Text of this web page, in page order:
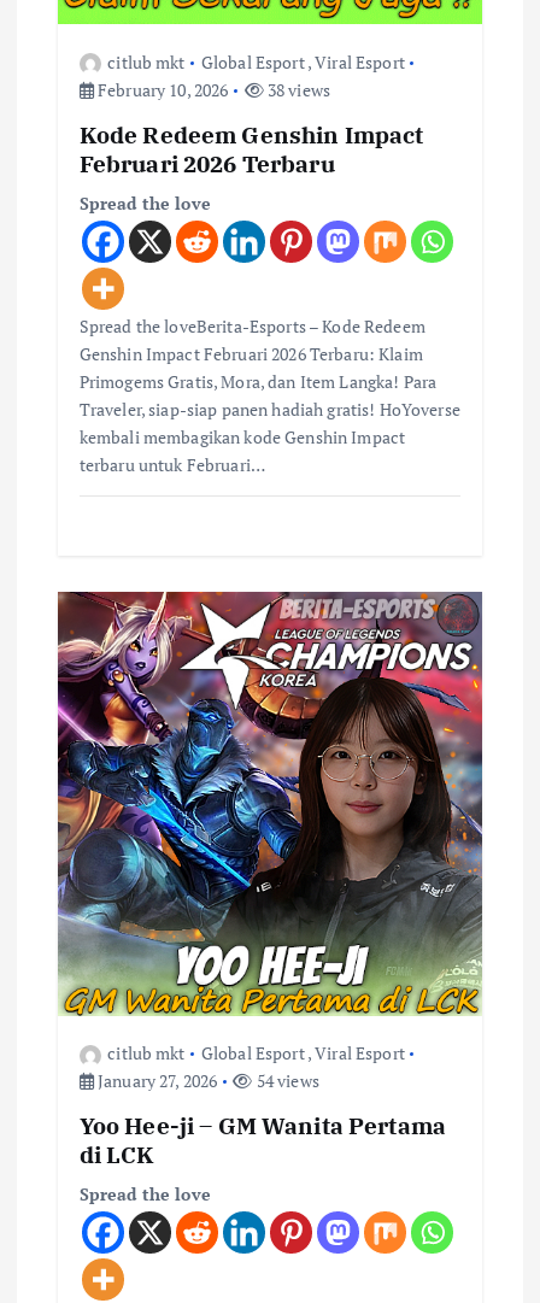
citlub mkt Global Esport,Viral Esport
February 10, 2026
38 views
Kode Redeem Genshin Impact
Februari 2026 Terbaru
Spread the love
Spread the loveBerita-Esports – Kode Redeem
Genshin Impact Februari 2026 Terbaru: Klaim
Primogems Gratis, Mora, dan Item Langka! Para
Traveler, siap-siap panen hadiah gratis! HoYoverse
kembali membagikan kode Genshin Impact
terbaru untuk Februari…
citlub mkt Global Esport,Viral Esport
January 27, 2026
54 views
Yoo Hee-ji – GM Wanita Pertama
di LCK
Spread the love